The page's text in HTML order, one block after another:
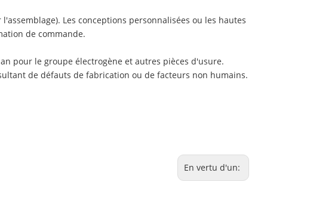
Les conceptions personnalisées ou les hautes
de commande.
pour le groupe électrogène et autres pièces d'usure.
de défauts de fabrication ou de facteurs non humains.
En vertu d'un: